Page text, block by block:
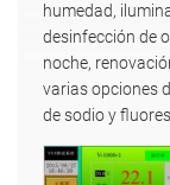
humedad,
desinfección de
noche,
varias opciones
de sodio y